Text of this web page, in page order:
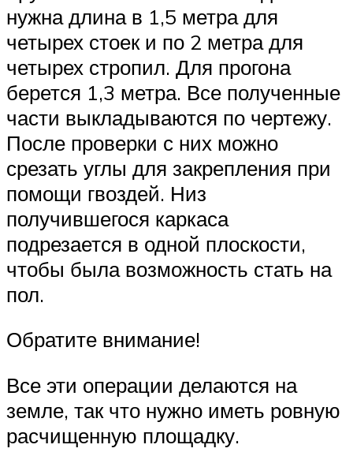
нужна длина в 1,5 метра для
четырех стоек и по 2 метра для
четырех стропил. Для прогона
берется 1,3 метра. Все полученные
части выкладываются по чертежу.
После проверки с них можно
срезать углы для закрепления при
помощи гвоздей. Низ
получившегося каркаса
подрезается в одной плоскости,
чтобы была возможность стать на
пол.
Обратите внимание!
Все эти операции делаются на
земле, так что нужно иметь ровную
расчищенную площадку.